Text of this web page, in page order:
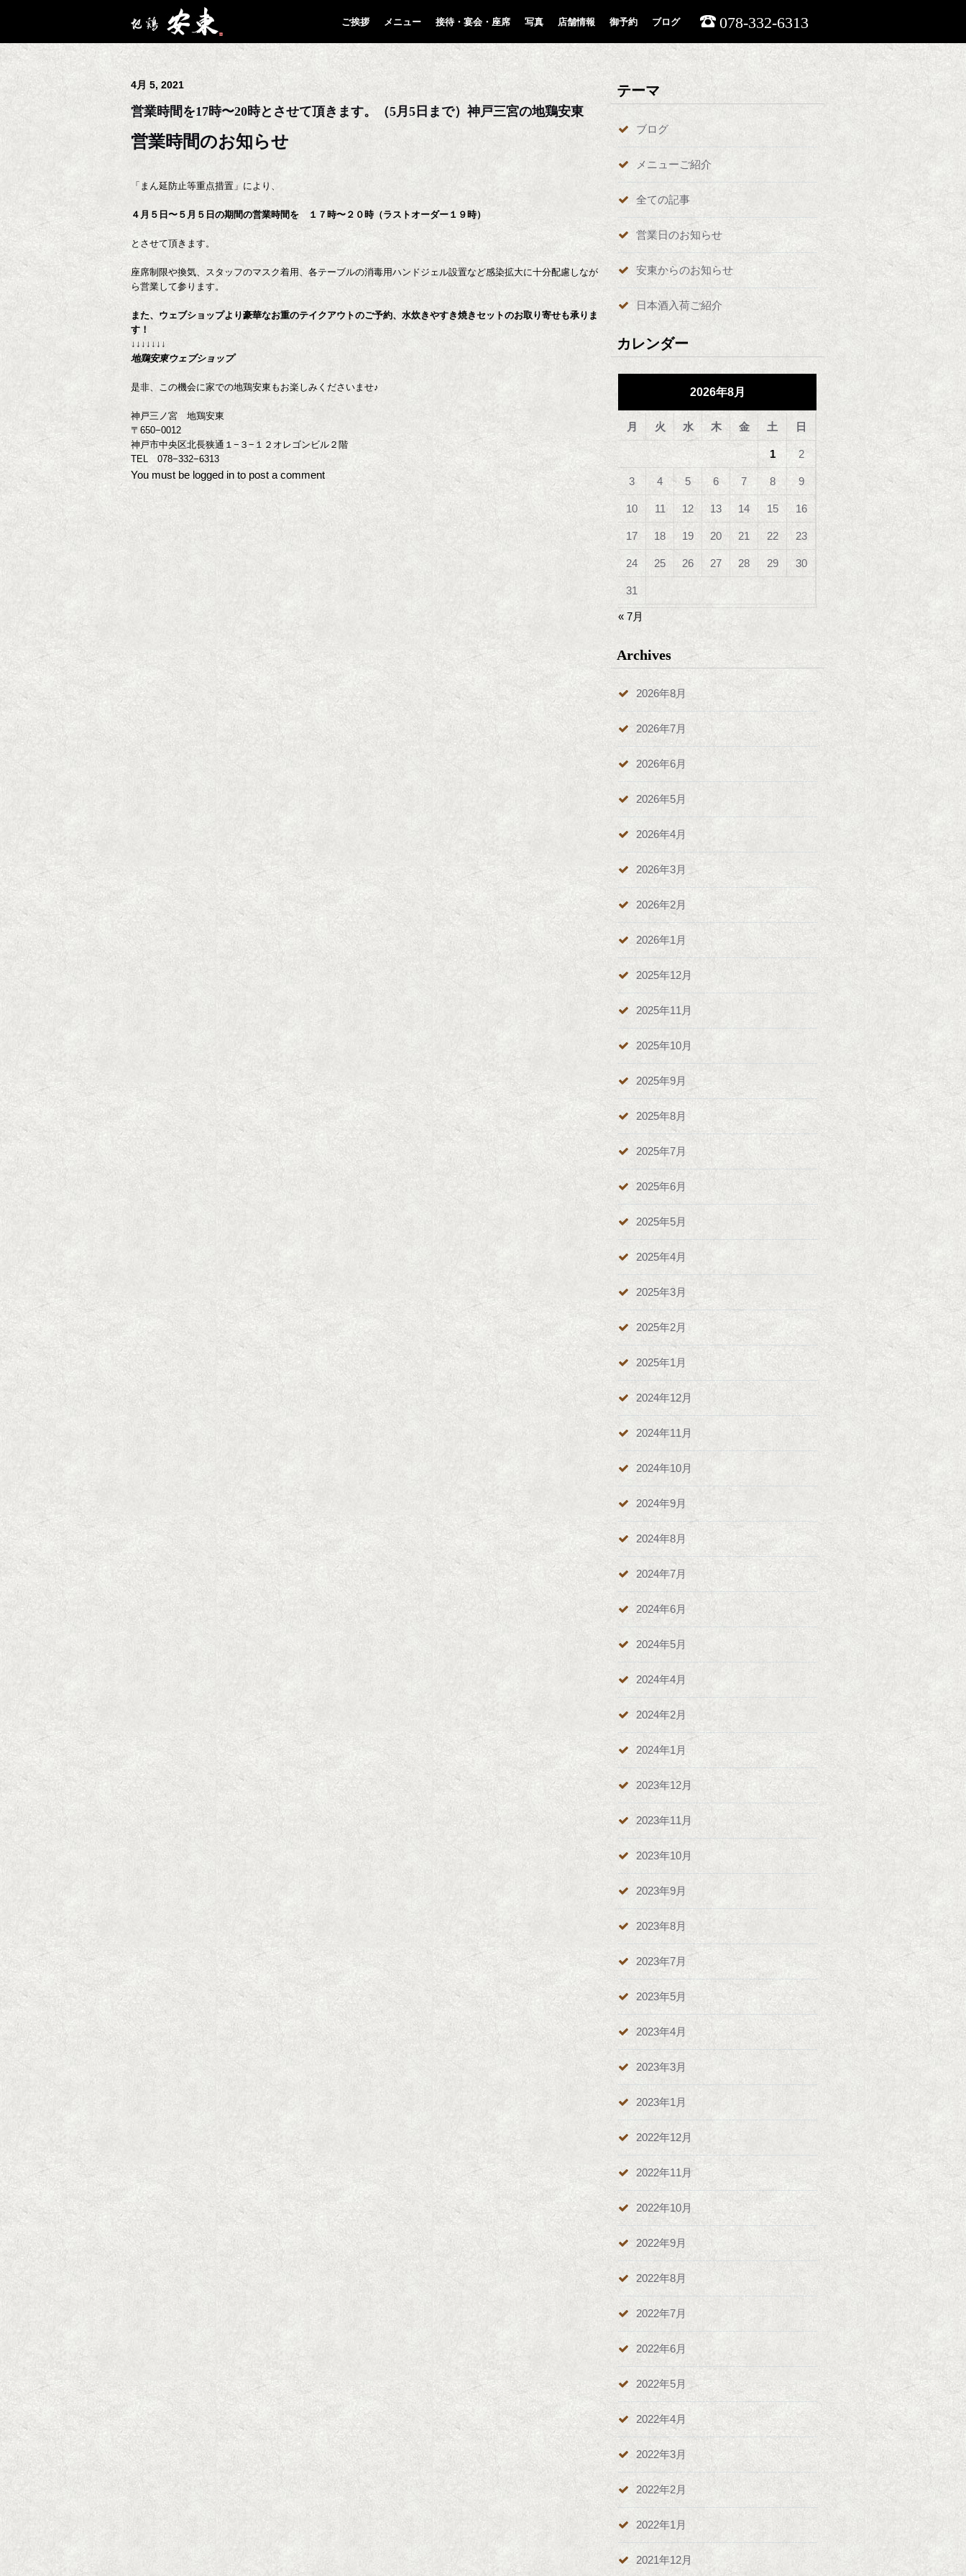
ご挨拶 メニュー 接待・宴会・座席 写真 店舗情報 御予約 ブログ 078-332-6313
4月 5, 2021
営業時間を17時〜20時とさせて頂きます。（5月5日まで）神戸三宮の地鶏安東
営業時間のお知らせ
「まん延防止等重点措置」により、
４月５日〜５月５日の期間の営業時間を １７時〜２０時（ラストオーダー１９時）
とさせて頂きます。
座席制限や換気、スタッフのマスク着用、各テーブルの消毒用ハンドジェル設置など感染拡大に十分配慮しなが
ら営業して参ります。
また、ウェブショップより豪華なお重のテイクアウトのご予約、水炊きやすき焼きセットのお取り寄せも承りま
す！
↓↓↓↓↓↓↓
地鶏安東ウェブショップ
是非、この機会に家での地鶏安東もお楽しみくださいませ♪
神戸三ノ宮 地鶏安東
〒650−0012
神戸市中央区北長狭通１−３−１２オレゴンビル２階
TEL 078−332−6313
You must belogged in to post a comment
テーマ
ブログ
メニューご紹介
全ての記事
営業日のお知らせ
安東からのお知らせ
日本酒入荷ご紹介
カレンダー
2026年8月
月 火 水 木 金 土 日
1 2
3 4 5 6 7 8 9
10 11 12 13 14 15 16
17 18 19 20 21 22 23
24 25 26 27 28 29 30
31
« 7月
Archives
2026年8月
2026年7月
2026年6月
2026年5月
2026年4月
2026年3月
2026年2月
2026年1月
2025年12月
2025年11月
2025年10月
2025年9月
2025年8月
2025年7月
2025年6月
2025年5月
2025年4月
2025年3月
2025年2月
2025年1月
2024年12月
2024年11月
2024年10月
2024年9月
2024年8月
2024年7月
2024年6月
2024年5月
2024年4月
2024年2月
2024年1月
2023年12月
2023年11月
2023年10月
2023年9月
2023年8月
2023年7月
2023年5月
2023年4月
2023年3月
2023年1月
2022年12月
2022年11月
2022年10月
2022年9月
2022年8月
2022年7月
2022年6月
2022年5月
2022年4月
2022年3月
2022年2月
2022年1月
2021年12月